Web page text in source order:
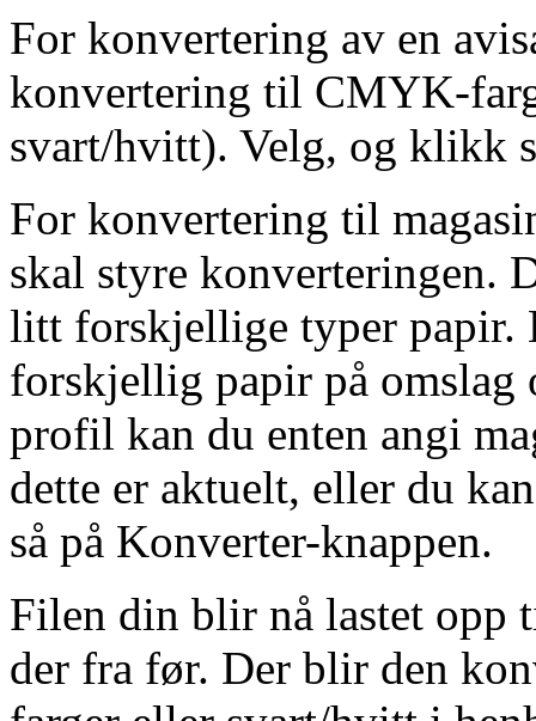
For konvertering av en
konvertering til CMYK-
svart/hvitt). Velg, og klikk
For konvertering til
skal styre konverteringen.
litt forskjellige typer papir.
forskjellig papir på omslag
profil kan du enten angi
dette er aktuelt, eller du
så på Konverter-knappen.
Filen din blir nå lastet opp
der fra før. Der blir den